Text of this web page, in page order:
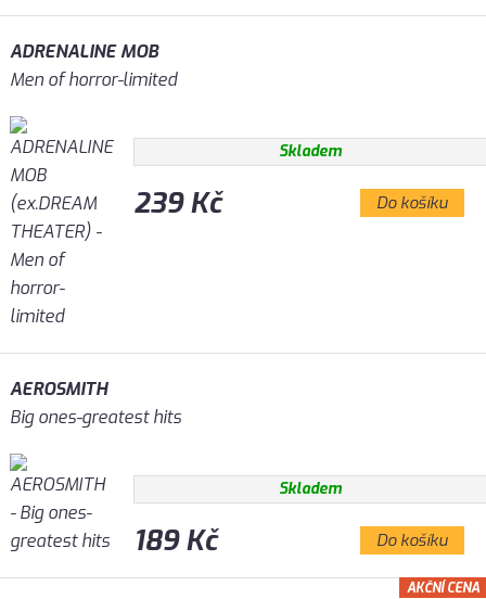
ADRENALINE MOB
Men of horror-limited
Skladem
239 Kč Do košíku
AEROSMITH
Big ones-greatest hits
Skladem
189 Kč Do košíku
AKČNÍ CENA